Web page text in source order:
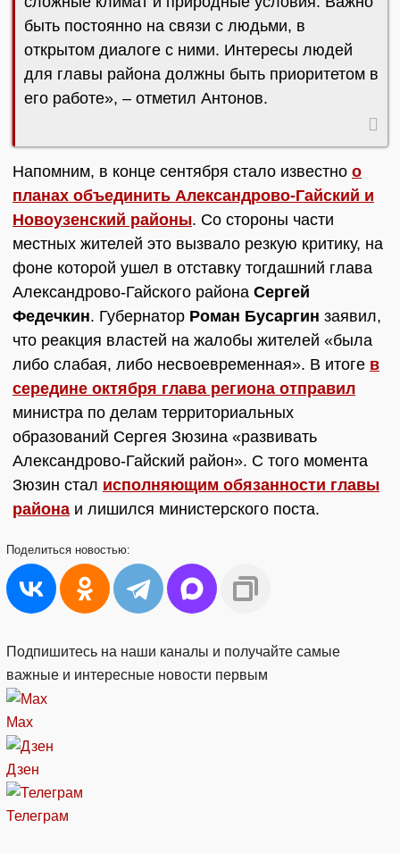
быть постоянно на связи с людьми, в
открытом диалоге с ними. Интересы людей
для главы района должны быть приоритетом в
его работе», – отметил Антонов.
Напомним, в конце сентября стало известно о
планах объединить Александрово-Гайский и
Новоузенский районы. Со стороны части
местных жителей это вызвало резкую критику, на
фоне которой ушел в отставку тогдашний глава
Александрово-Гайского района Сергей
Федечкин. Губернатор Роман Бусаргин заявил,
что реакция властей на жалобы жителей «была
либо слабая, либо несвоевременная». В итоге в
середине октября глава региона отправил
министра по делам территориальных
образований Сергея Зюзина «развивать
Александрово-Гайский район». С того момента
Зюзин стал исполняющим обязанности главы
района и лишился министерского поста.
Поделиться новостью:
Подпишитесь на наши каналы и получайте самые
важные и интересные новости первым
Max
Дзен
Телеграм